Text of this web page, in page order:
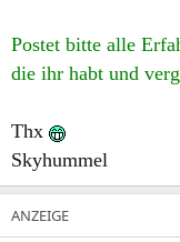
Postet bitte alle
die ihr habt und
Thx
Skyhummel